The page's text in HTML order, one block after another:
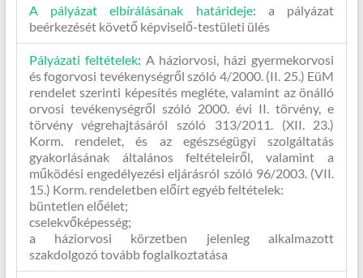
A pályázat elbírálásának határideje: a pályázat
beérkezését követő képviselő-testületi ülés
Pályázati feltételek: A háziorvosi, házi gyermekorvosi
és fogorvosi tevékenységről szóló 4/2000. (II. 25.) EüM
rendelet szerinti képesítés megléte, valamint az önálló
orvosi tevékenységről szóló 2000. évi II. törvény, e
törvény végrehajtásáról szóló 313/2011. (XII. 23.)
Korm. rendelet, és az egészségügyi szolgáltatás
gyakorlásának általános feltételeiről, valamint a
működési engedélyezési eljárásról szóló 96/2003. (VII.
15.) Korm. rendeletben előírt egyéb feltételek:
büntetlen előélet;
cselekvőképesség;
a háziorvosi körzetben jelenleg alkalmazott
szakdolgozó tovább foglalkoztatása